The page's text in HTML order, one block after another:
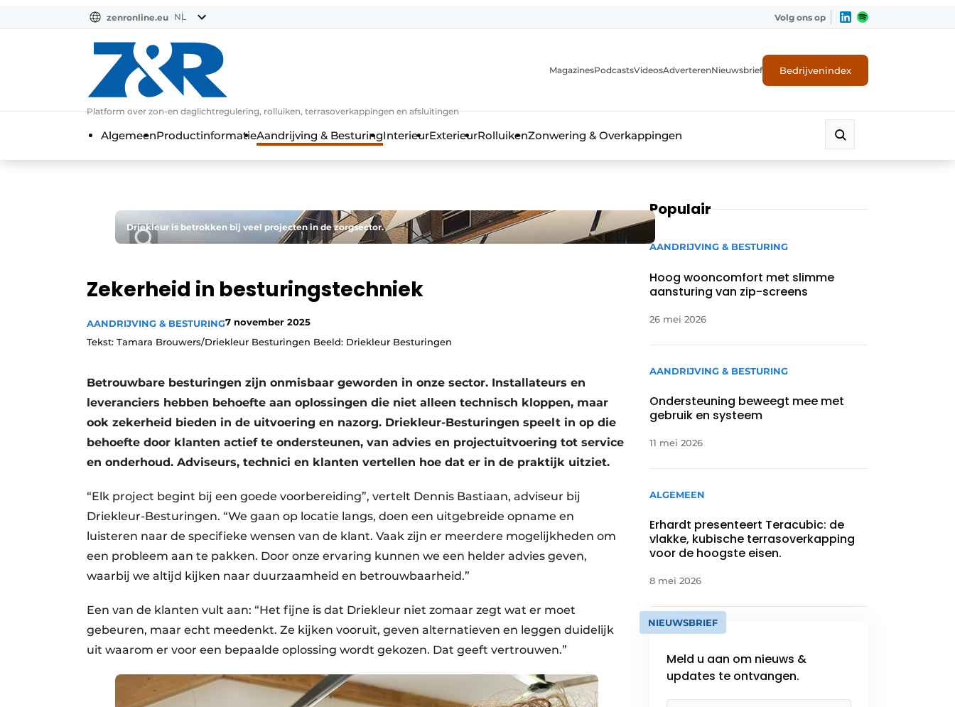
zenronline.eu NL Volg ons op
Platform over zon-en daglichtregulering, rolluiken, terrasoverkappingen en afsluitingen
MagazinesPodcastsVideosAdverterenNieuwsbrief Bedrijvenindex
AlgemeenProductinformatieAandrijving & BesturingInterieurExterieurRolluikenZonwering & Overkappingen
Driekleur is betrokken bij veel projecten in de zorgsector.
Zekerheid in besturingstechniek
AANDRIJVING & BESTURING7 november 2025
Tekst: Tamara Brouwers/Driekleur Besturingen Beeld: Driekleur Besturingen
Betrouwbare besturingen zijn onmisbaar geworden in onze sector. Installateurs en
leveranciers hebben behoefte aan oplossingen die niet alleen technisch kloppen, maar
ook zekerheid bieden in de uitvoering en nazorg. Driekleur-Besturingen speelt in op die
behoefte door klanten actief te ondersteunen, van advies en projectuitvoering tot service
en onderhoud. Adviseurs, technici en klanten vertellen hoe dat er in de praktijk uitziet.
“Elk project begint bij een goede voorbereiding”, vertelt Dennis Bastiaan, adviseur bij
Driekleur-Besturingen. “We gaan op locatie langs, doen een uitgebreide opname en
luisteren naar de specifieke wensen van de klant. Vaak zijn er meerdere mogelijkheden om
een probleem aan te pakken. Door onze ervaring kunnen we een helder advies geven,
waarbij we altijd kijken naar duurzaamheid en betrouwbaarheid.”
Een van de klanten vult aan: “Het fijne is dat Driekleur niet zomaar zegt wat er moet
gebeuren, maar echt meedenkt. Ze kijken vooruit, geven alternatieven en leggen duidelijk
uit waarom er voor een bepaalde oplossing wordt gekozen. Dat geeft vertrouwen.”
Populair
AANDRIJVING & BESTURING
Hoog wooncomfort met slimme
aansturing van zip-screens
26 mei 2026
AANDRIJVING & BESTURING
Ondersteuning beweegt mee met
gebruik en systeem
11 mei 2026
ALGEMEEN
Erhardt presenteert Teracubic: de
vlakke, kubische terrasoverkapping
voor de hoogste eisen.
8 mei 2026
NIEUWSBRIEF
Meld u aan om nieuws &
updates te ontvangen.